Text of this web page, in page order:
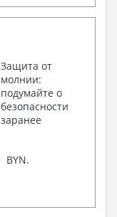
Защита от
молнии:
подумайте о
безопасности
заранее
BYN.